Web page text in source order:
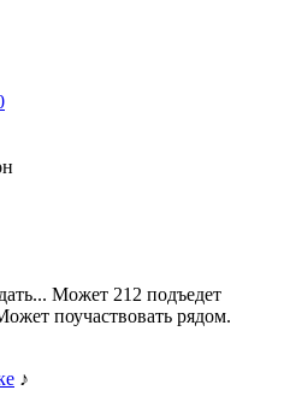
Может 212 подъедет
поучаствовать рядом.
♪